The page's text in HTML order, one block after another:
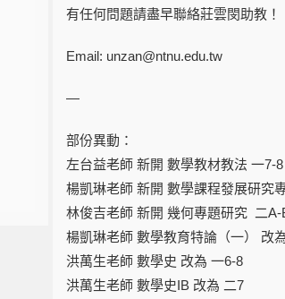
有任何問題請盡早聯絡莊雲閔助教！
Email: unzan@ntnu.edu.tw
—
部份異動：
左台益老師 新開 數學教材教法 一7-8
楊凱琳老師 新開 數學課程發展研究
林俊吉老師 新開 幾何專題研究 二A-
楊凱琳老師 數學教育特論（一） 改
洪萬生老師 數學史 改為 一6-8
洪萬生老師 數學史IB 改為 二7